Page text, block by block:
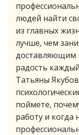
людей найти
из главных
лучше, чем
доставляющим
радость
Татьяны
поймете,
работу и когда